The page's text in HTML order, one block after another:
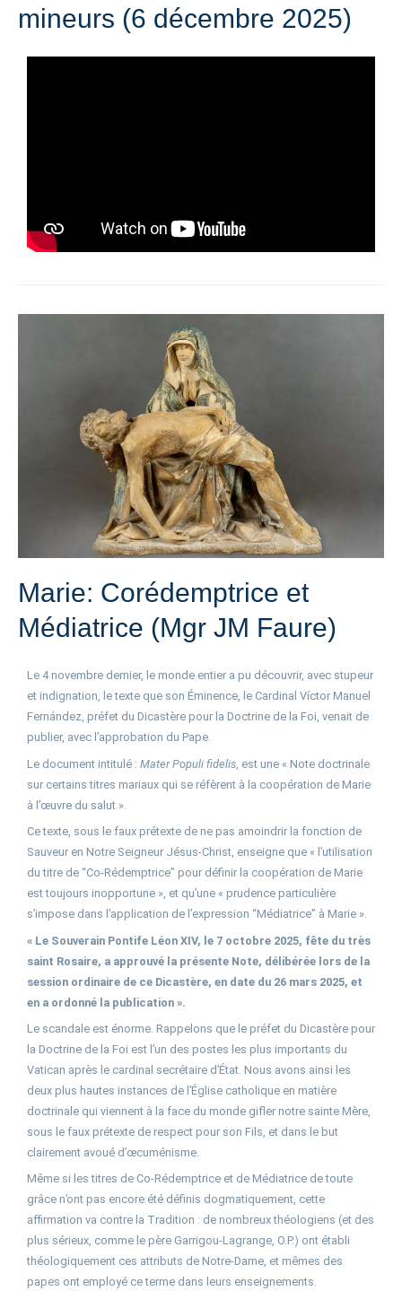
mineurs (6 décembre 2025)
Marie: Corédemptrice et
Médiatrice (Mgr JM Faure)
Le 4 novembre dernier, le monde entier a pu découvrir, avec stupeur
et indignation, le texte que son Éminence, le Cardinal Víctor Manuel
Fernández, préfet du Dicastère pour la Doctrine de la Foi, venait de
publier, avec l’approbation du Pape.
Le document intitulé : Mater Populi fidelis , est une « Note doctrinale
sur certains titres mariaux qui se réfèrent à la coopération de Marie
à l’œuvre du salut ».
Ce texte, sous le faux prétexte de ne pas amoindrir la fonction de
Sauveur en Notre Seigneur Jésus-Christ, enseigne que « l’utilisation
du titre de “Co-Rédemptrice” pour définir la coopération de Marie
est toujours inopportune », et qu’une « prudence particulière
s’impose dans l’application de l’expression “Médiatrice” à Marie ».
« Le Souverain Pontife Léon XIV, le 7 octobre 2025, fête du très
saint Rosaire, a approuvé la présente Note, délibérée lors de la
session ordinaire de ce Dicastère, en date du 26 mars 2025, et
en a ordonné la publication ».
Le scandale est énorme. Rappelons que le préfet du Dicastère pour
la Doctrine de la Foi est l’un des postes les plus importants du
Vatican après le cardinal secrétaire d’État. Nous avons ainsi les
deux plus hautes instances de l’Église catholique en matière
doctrinale qui viennent à la face du monde gifler notre sainte Mère,
sous le faux prétexte de respect pour son Fils, et dans le but
clairement avoué d’œcuménisme.
Même si les titres de Co-Rédemptrice et de Médiatrice de toute
grâce n’ont pas encore été définis dogmatiquement, cette
affirmation va contre la Tradition : de nombreux théologiens (et des
plus sérieux, comme le père Garrigou-Lagrange, O.P.) ont établi
théologiquement ces attributs de Notre-Dame, et mêmes des
papes ont employé ce terme dans leurs enseignements.